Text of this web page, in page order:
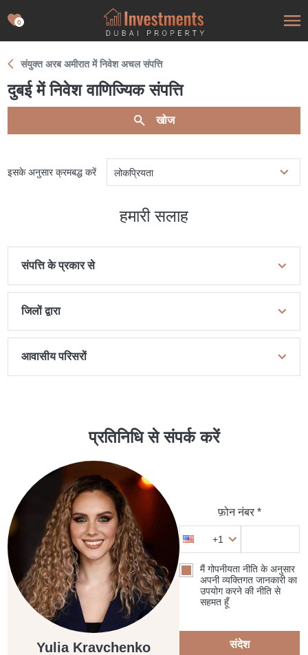
0
संयुक्त अरब अमीरात में निवेश अचल संपत्ति
दुबई में निवेश वाणिज्यिक संपत्ति
खोज
इसके अनुसार क्रमबद्ध करें लोकप्रियता
हमारी सलाह
संपत्ति के प्रकार से
जिलों द्वारा
आवासीय परिसरों
प्रतिनिधि से संपर्क करें
Yulia Kravchenko
फ़ोन नंबर *
+1
मैं गोपनीयता नीति के अनुसार
अपनी व्यक्तिगत जानकारी का
उपयोग करने की नीति से
सहमत हूँ
संदेश